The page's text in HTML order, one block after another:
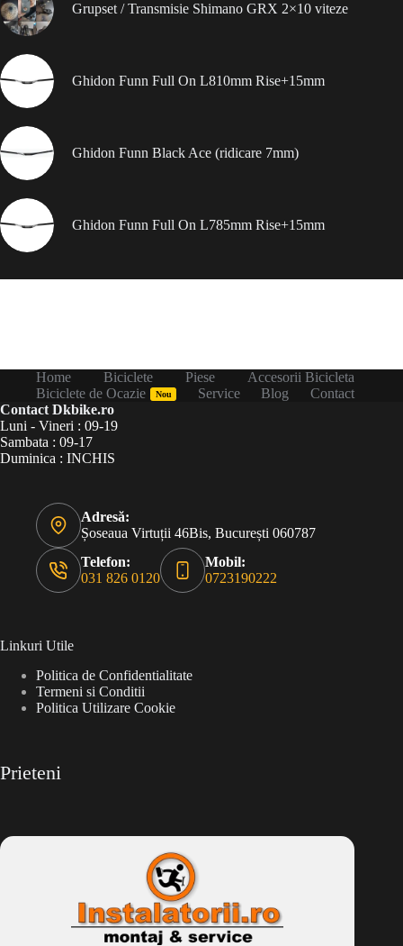
Grupset / Transmisie Shimano GRX 2×10 viteze
Ghidon Funn Full On L810mm Rise+15mm
Ghidon Funn Black Ace (ridicare 7mm)
Ghidon Funn Full On L785mm Rise+15mm
Home Biciclete Piese
Accesorii Bicicleta
Biciclete de Ocazie
Nou Service Blog
Contact
Contact Dkbike.ro
Luni - Vineri : 09-19
Sambata : 09-17
Duminica : INCHIS
Adresă:
Șoseaua Virtuții 46Bis, București 060787
Telefon:
031 826 0120
Mobil:
0723190222
Linkuri Utile
Politica de Confidentialitate
Termeni si Conditii
Politica Utilizare Cookie
Prieteni